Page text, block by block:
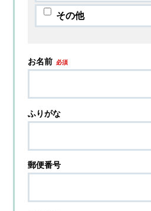
その他
お名前 必須
ふりがな
郵便番号